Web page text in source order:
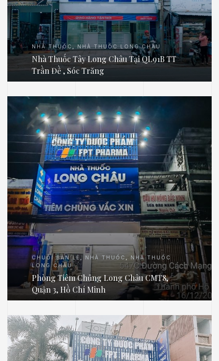
NHÀ THUỐC NHÀ THUỐC LONG CHÂU
Nhà Thuốc Tây Long Châu Tại QL91B TT
Trần Đề , Sóc Trăng
CHUỖI BÁN LẺ , NHÀ THUỐC,NHÀ THUỐC
LONG CHÂU
Phòng Tiêm Chủng Long Châu CMT8,
Quận 3, Hồ Chí Minh